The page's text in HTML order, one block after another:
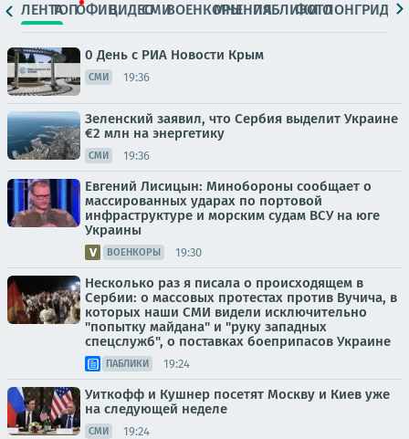
ЛЕНТАТОПОФИЦ.ВИДЕОСМИВОЕНКОРЫМНЕНИЯПАБЛИКИ
ФОТОЛОНГРИДЫ
0 День с РИА Новости Крым
СМИ 19:36
Зеленский заявил, что Сербия выделит Украине
€2 млн на энергетику
СМИ 19:36
Евгений Лисицын: Минобороны сообщает о
массированных ударах по портовой
инфраструктуре и морским судам ВСУ на юге
Украины
ВОЕНКОРЫ 19:30
Несколько раз я писала о происходящем в
Сербии: о массовых протестах против Вучича, в
которых наши СМИ видели исключительно
"попытку майдана" и "руку западных
спецслужб", о поставках боеприпасов Украине
ПАБЛИКИ 19:24
Уиткофф и Кушнер посетят Москву и Киев уже
на следующей неделе
СМИ 19:24